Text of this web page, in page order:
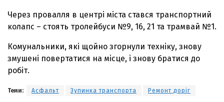
Через провалля в центрі міста стався транспортний
колапс – стоять тролейбуси №9, 16, 21 та трамвай №1.
Комунальники, які щойно згорнули техніку, знову
змушені повертатися на місце, і знову братися до
робіт.
Теми: Асфальт Зупинка транспорта Ремонт доріг